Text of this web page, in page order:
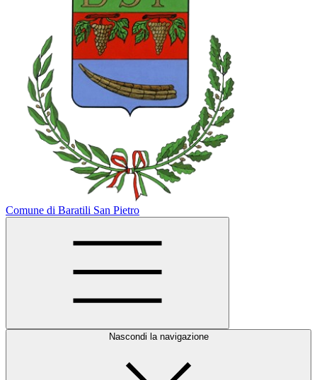
Comune di Baratili San Pietro
Nascondi la navigazione